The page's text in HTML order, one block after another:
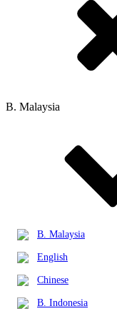
B. Malaysia
B. Malaysia
English
Chinese
B. Indonesia